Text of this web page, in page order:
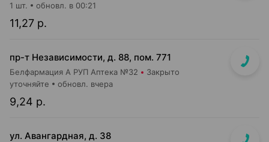
11,27 р.
1 шт. обновл. в 00:21
пр-т Независимости, д. 88, пом. 771
Белфармация А РУП Аптека №32 Закрыто
9,24 р.
уточняйте обновл. вчера
ул. Авангардная, д. 38